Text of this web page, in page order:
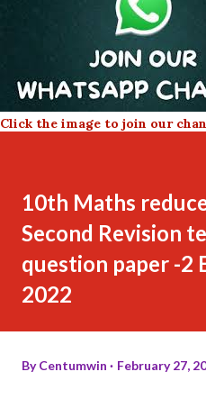
Click the image to join our
10th Maths
Second Revision
question paper -2
2022
ByCentumwin February 27,